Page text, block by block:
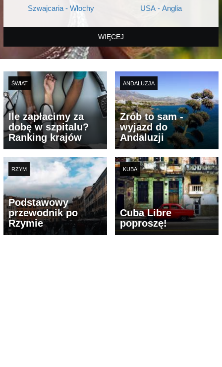
Szwajcaria - Włochy USA - Anglia
WIĘCEJ
ŚWIAT
Ile zapłacimy za
dobę w szpitalu?
Ranking krajów
ANDALUZJA
Zrób to sam -
wyjazd do
Andaluzji
RZYM
Podstawowy
przewodnik po
Rzymie
KUBA
Cuba Libre
poproszę!